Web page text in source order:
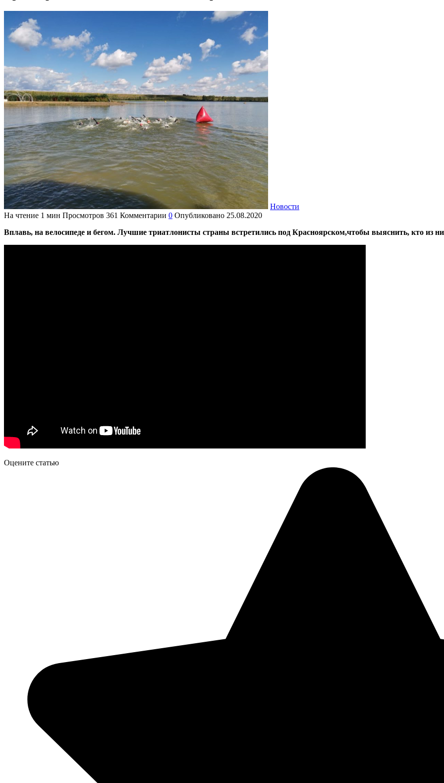
Новости
На чтение 1 мин Просмотров 361 Комментарии 0 Опубликовано 25.08.2020
Вплавь, на велосипеде и бегом. Лучшие триатлонисты страны встретились под Красноярском,чтобы выяснить, кто из
Оцените статью